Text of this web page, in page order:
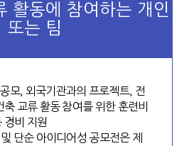
활동에 참여하는 개인
또는 팀
모, 외국기관과의 프로젝트, 전
교류 활동 참여를 위한 훈련비
경비 지원
단순 아이디어성 공모전은 제